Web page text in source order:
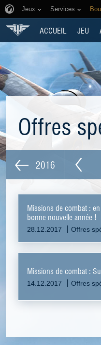
Jeux Services
ACCUEIL JEU
Offres
2016
Missions de combat :
bonne nouvelle année !
28.12.2017 Offres
Missions de combat :
14.12.2017 Offres